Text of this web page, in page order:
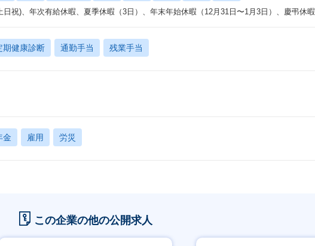
日祝)、年次有給休暇、夏季休暇（3日）、年末年始休暇（12月31日〜1月3日）、慶弔休暇
期健康診断 通勤手当 残業手当
金 雇用 労災
この企業の他の公開求人